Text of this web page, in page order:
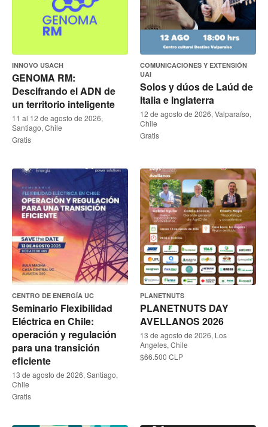
INNOVO USACH
GENOMA RM:
Descifrando el ADN de
un territorio inteligente
11 al 12 de agosto de 2026,
Santiago, Chile
Gratis
COMUNICACIONES Y EXTENSIÓN
UAI
Solos y dúos de Laúd de
Italia e Inglaterra
12 de agosto de 2026, Valparaíso,
Chile
Gratis
CENTRO DE ENERGÍA UC
Seminario Flexibilidad
Eléctrica en Chile:
operación y regulación
para una transición
eficiente
13 de agosto de 2026, Santiago,
Chile
Gratis
PLANETNUTS
PLANETNUTS DAY
AVELLANOS 2026
13 de agosto de 2026, Los
Angeles, Chile
$66.500 CLP